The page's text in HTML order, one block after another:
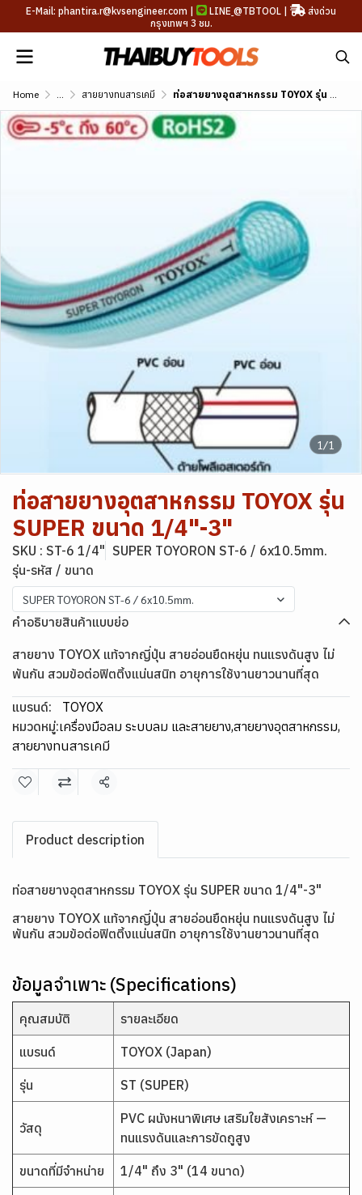
E-Mail: phantira.r@kvsengineer.com | LINE @TBTOOL |
ส่งด่วน
กรุงเทพฯ 3 ชม.
Home ... สายยางทนสารเคมี ท่อสายยางอุตสาหกรรม TOYOX รุ่น SUPER ขนาด 1/4"-3"
1/1
ท่อสายยางอุตสาหกรรม TOYOX รุ่น
SUPER ขนาด 1/4"-3"
SKU : ST-6 1/4" SUPER TOYORON ST-6 / 6x10.5mm.
รุ่น-รหัส / ขนาด
SUPER TOYORON ST-6 / 6x10.5mm.
คำอธิบายสินค้าแบบย่อ
สายยาง TOYOX แท้จากญี่ปุ่น สายอ่อนยืดหยุ่น ทนแรงดันสูง ไม่
พันกัน สวมข้อต่อฟิตติ้งแน่นสนิท อายุการใช้งานยาวนานที่สุด
แบรนด์:
TOYOX
หมวดหมู่:เครื่องมือลม ระบบลม และสายยาง,สายยางอุตสาหกรรม,
สายยางทนสารเคมี
แชร์
Product description
ท่อสายยางอุตสาหกรรม TOYOX รุ่น SUPER ขนาด 1/4"-3"
สายยาง TOYOX แท้จากญี่ปุ่น สายอ่อนยืดหยุ่น ทนแรงดันสูง ไม่
พันกัน สวมข้อต่อฟิตติ้งแน่นสนิท อายุการใช้งานยาวนานที่สุด
ข้อมูลจำเพาะ (Specifications)
คุณสมบัติ รายละเอียด
แบรนด์ TOYOX (Japan)
รุ่น ST (SUPER)
วัสดุ
PVC ผนังหนาพิเศษ เสริมใยสังเคราะห์ —
ทนแรงดันและการขัดถูสูง
ขนาดที่มีจำหน่าย 1/4" ถึง 3" (14 ขนาด)